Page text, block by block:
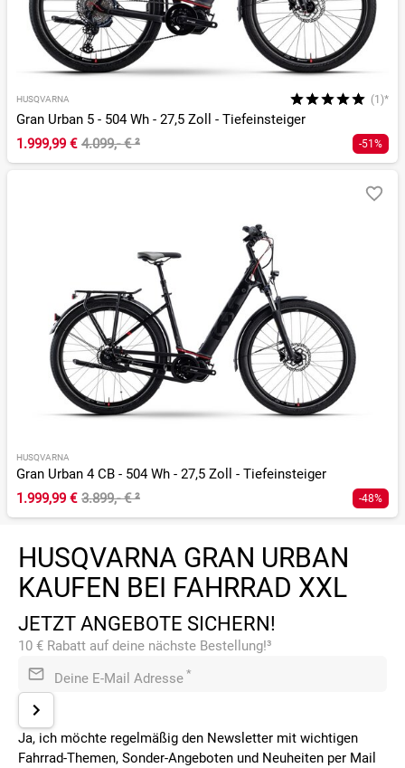
HUSQVARNA (1)*
Gran Urban 5 - 504 Wh - 27,5 Zoll - Tiefeinsteiger
1.999,99 € 4.099,- €² -51%
HUSQVARNA
Gran Urban 4 CB - 504 Wh - 27,5 Zoll - Tiefeinsteiger
1.999,99 € 3.899,- €² -48%
HUSQVARNA GRAN URBAN
KAUFEN BEI FAHRRAD XXL
JETZT ANGEBOTE SICHERN!
10 € Rabatt auf deine nächste Bestellung!³
Deine E-Mail Adresse *
Ja, ich möchte regelmäßig den Newsletter mit wichtigen
Fahrrad-Themen, Sonder-Angeboten und Neuheiten per Mail